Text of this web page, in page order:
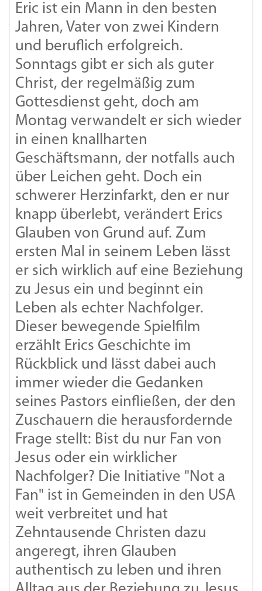
Eric ist ein Mann in den besten
Jahren, Vater von zwei Kindern
und beruflich erfolgreich.
Sonntags gibt er sich als guter
Christ, der regelmäßig zum
Gottesdienst geht, doch am
Montag verwandelt er sich wieder
in einen knallharten
Geschäftsmann, der notfalls auch
über Leichen geht. Doch ein
schwerer Herzinfarkt, den er nur
knapp überlebt, verändert Erics
Glauben von Grund auf. Zum
ersten Mal in seinem Leben lässt
er sich wirklich auf eine Beziehung
zu Jesus ein und beginnt ein
Leben als echter Nachfolger.
Dieser bewegende Spielfilm
erzählt Erics Geschichte im
Rückblick und lässt dabei auch
immer wieder die Gedanken
seines Pastors einfließen, der den
Zuschauern die herausfordernde
Frage stellt: Bist du nur Fan von
Jesus oder ein wirklicher
Nachfolger? Die Initiative "Not a
Fan" ist in Gemeinden in den USA
weit verbreitet und hat
Zehntausende Christen dazu
angeregt, ihren Glauben
authentisch zu leben und ihren